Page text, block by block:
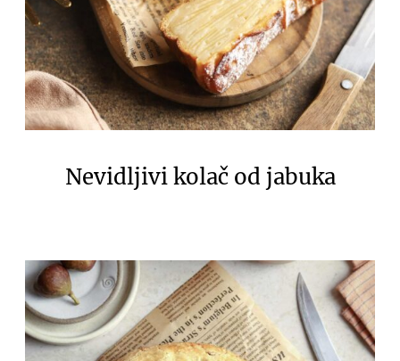
Nevidljivi kolač od jabuka